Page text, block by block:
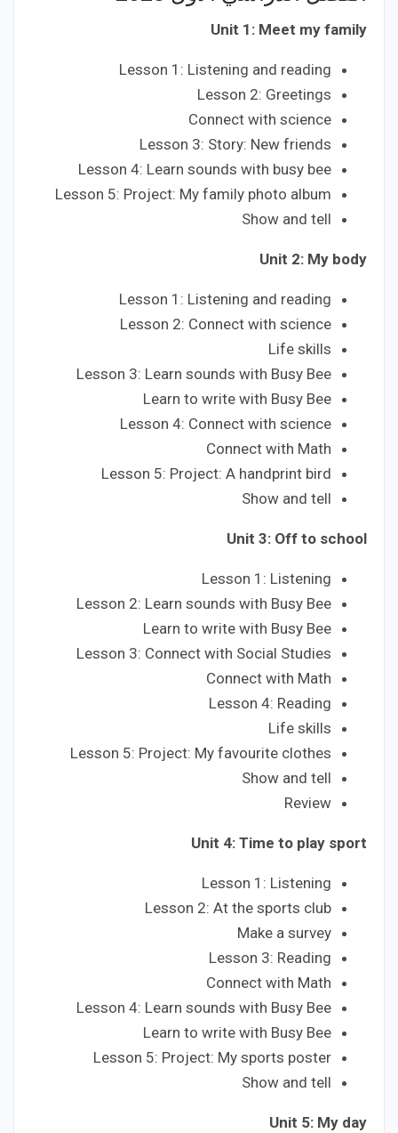
Unit 1: Meet my family
Lesson 1: Listening and reading
Lesson 2: Greetings
Connect with science
Lesson 3: Story: New friends
Lesson 4: Learn sounds with busy bee
Lesson 5: Project: My family photo album
Show and tell
Unit 2: My body
Lesson 1: Listening and reading
Lesson 2: Connect with science
Life skills
Lesson 3: Learn sounds with Busy Bee
Learn to write with Busy Bee
Lesson 4: Connect with science
Connect with Math
Lesson 5: Project: A handprint bird
Show and tell
Unit 3: Off to school
Lesson 1: Listening
Lesson 2: Learn sounds with Busy Bee
Learn to write with Busy Bee
Lesson 3: Connect with Social Studies
Connect with Math
Lesson 4: Reading
Life skills
Lesson 5: Project: My favourite clothes
Show and tell
Review
Unit 4: Time to play sport
Lesson 1: Listening
Lesson 2: At the sports club
Make a survey
Lesson 3: Reading
Connect with Math
Lesson 4: Learn sounds with Busy Bee
Learn to write with Busy Bee
Lesson 5: Project: My sports poster
Show and tell
Unit 5: My day